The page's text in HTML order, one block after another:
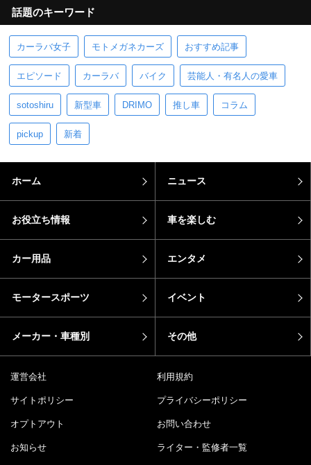
話題のキーワード
カーラバ女子 モトメガネカーズ おすすめ記事
エピソード カーラバ バイク 芸能人・有名人の愛車
sotoshiru 新型車 DRIMO 推し車 コラム
pickup 新着
ホーム ニュース
お役立ち情報 車を楽しむ
カー用品 エンタメ
モータースポーツ イベント
メーカー・車種別 その他
運営会社 利用規約
サイトポリシー プライバシーポリシー
オプトアウト お問い合わせ
お知らせ ライター・監修者一覧